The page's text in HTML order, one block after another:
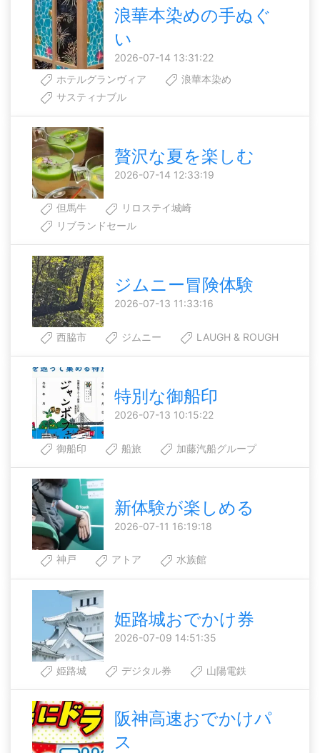
浪華本染めの手ぬぐ
い
2026-07-14 13:31:22
ホテルグランヴィア
浪華本染め
サスティナブル
贅沢な夏を楽しむ
2026-07-14 12:33:19
但馬牛
リロステイ城崎
リブランドセール
ジムニー冒険体験
2026-07-13 11:33:16
西脇市 ジムニー LAUGH & ROUGH
特別な御船印
2026-07-13 10:15:22
御船印 船旅 加藤汽船グループ
新体験が楽しめる
2026-07-11 16:19:18
神戸 アトア 水族館
姫路城おでかけ券
2026-07-09 14:51:35
姫路城 デジタル券 山陽電鉄
阪神高速おでかけパ
ス